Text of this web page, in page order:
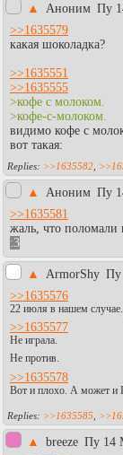
▲ Аноним Пy
>>1635579
какая шоколадка?
>>1635551
>>1635555
>кофе с молоком.
>кофе-с-молоком.
видимо кофе с
вот такая:
>>1635582
▲ Аноним Пy
>>1635581
жаль, что поломали
:3
▲ АrmоrShy Пy
>>1635576
22 июля в нашем случае.
>>1635577
Не играла.
Не против.
>>1635578
Вот и плохо. А может и
>>1635585,
▲ breeze Пy 14